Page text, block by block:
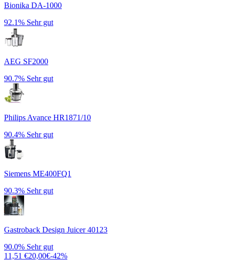
Bionika DA-1000
92.1% Sehr gut
AEG SF2000
90.7% Sehr gut
Philips Avance HR1871/10
90.4% Sehr gut
Siemens ME400FQ1
90.3% Sehr gut
Gastroback Design Juicer 40123
90.0% Sehr gut
11,51 €20,00€-42%